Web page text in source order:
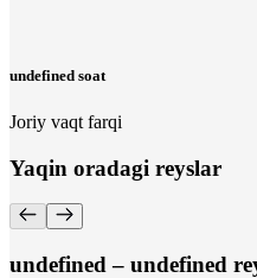
undefined soat
Joriy vaqt farqi
Yaqin oradagi reyslar
undefined – undefined